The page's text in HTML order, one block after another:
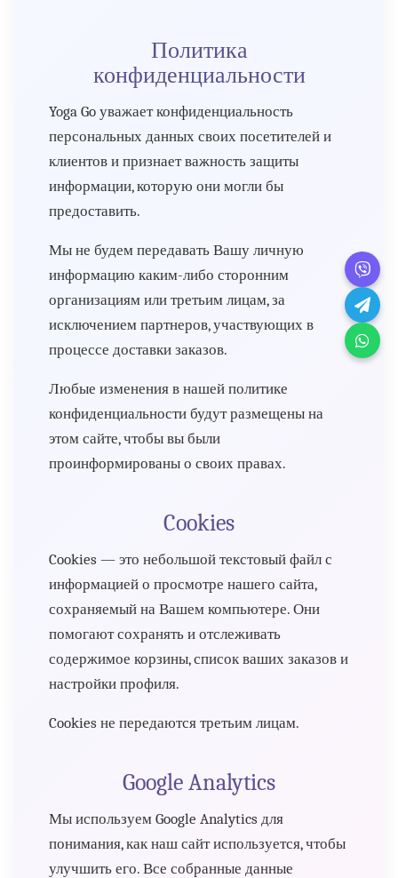
Политика
конфиденциальности
Yoga Go уважает конфиденциальность
персональных данных своих посетителей и
клиентов и признает важность защиты
информации, которую они могли бы
предоставить.
Мы не будем передавать Вашу личную
информацию каким-либо сторонним
организациям или третьим лицам, за
исключением партнеров, участвующих в
процессе доставки заказов.
Любые изменения в нашей политике
конфиденциальности будут размещены на
этом сайте, чтобы вы были
проинформированы о своих правах.
Cookies
Cookies — это небольшой текстовый файл с
информацией о просмотре нашего сайта,
сохраняемый на Вашем компьютере. Они
помогают сохранять и отслеживать
содержимое корзины, список ваших заказов и
настройки профиля.
Cookies не передаются третьим лицам.
Google Analytics
Мы используем Google Analytics для
понимания, как наш сайт используется, чтобы
улучшить его. Все собранные данные